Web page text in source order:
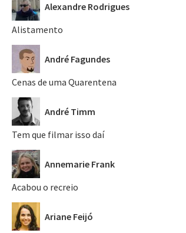
Alexandre Rodrigues
Alistamento
André Fagundes
Cenas de uma Quarentena
André Timm
Tem que filmar isso daí
Annemarie Frank
Acabou o recreio
Ariane Feijó